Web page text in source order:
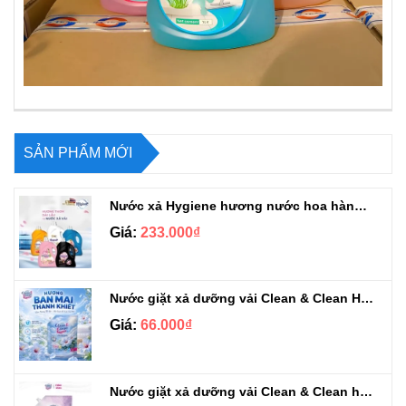
SẢN PHẨM MỚI
Nước xả Hygiene hương nước hoa hàng chuẩn Thái can 3L3
Giá: 233.000₫
Nước giặt xả dưỡng vải Clean & Clean Hương Ban Mai 3.2kg
Giá: 66.000₫
Nước giặt xả dưỡng vải Clean & Clean hương Violet 3.2kg